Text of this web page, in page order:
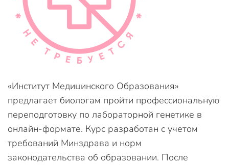
«Институт Медицинского Образования»
предлагает биологам пройти профессиональную
переподготовку по лабораторной генетике в
онлайн-формате. Курс разработан с учетом
требований Минздрава и норм
законодательства об образовании. После